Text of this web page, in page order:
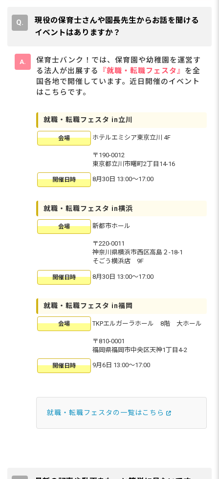
現役の保育士さんや園長先生からお話を聞ける
イベントはありますか？
保育士バンク！では、保育園や幼稚園を運営す
る法人が出展する
『就職・転職フェスタ』 を全
国各地で開催しています。近日開催のイベント
はこちらです。
就職・転職フェスタ in立川
会場 ホテルエミシア東京立川 4F
〒190-0012
東京都立川市曙町2丁目14-16
開催日時 8月30日 13:00〜17:00
就職・転職フェスタ in横浜
会場 新都市ホール
〒220-0011
神奈川県横浜市西区高島２-18-1
そごう横浜店 9F
開催日時 8月30日 13:00〜17:00
就職・転職フェスタ in福岡
会場 TKPエルガーラホール 8階 大ホール
〒810-0001
福岡県福岡市中央区天神1丁目4-2
開催日時 9月6日 13:00〜17:00
就職・転職フェスタの一覧はこちら